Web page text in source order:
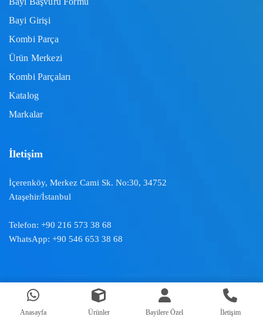
Bayi Girişi
Kombi Parça
Ürün Merkezi
Kombi Parçaları
Katalog
Markalar
İletişim
İçerenköy, Merkez Cami Sk. No:30, 34752
Ataşehir/İstanbul
Telefon: +90 216 573 38 68
WhatsApp: +90 546 653 38 68
Doğal İklimlendirme ™ | 2024
Anasayfa Ürünler Bayilere Özel İletişim